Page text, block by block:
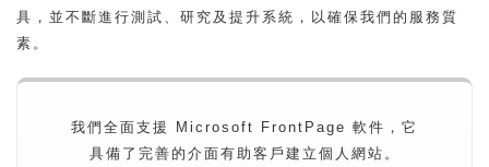
具，並不斷進行測試、研究及提升系統，以確保我們的服務質
素。
我們全面支援 Microsoft FrontPage 軟件，它
具備了完善的介面有助客戶建立個人網站。